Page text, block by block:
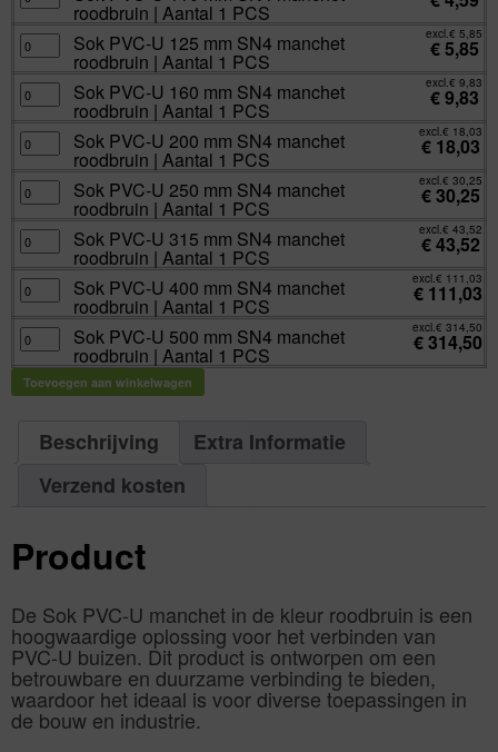
U
mm
SN4
manchet
|
Aantal
1
aantal
roodbruin | Aantal 1 PCS
Sok
PVC-
U
mm
SN4
manchet
|
Aantal
1
aantal
Sok PVC-U 125 mm SN4 manchet
roodbruin | Aantal 1 PCS
excl.€ 5,85
€5,85
Sok
PVC-
U
mm
SN4
manchet
|
Aantal
1
aantal
Sok PVC-U 160 mm SN4 manchet
roodbruin | Aantal 1 PCS
excl.€ 9,83
€9,83
Sok
PVC-
U
mm
SN4
manchet
|
Aantal
1
aantal
Sok PVC-U 200 mm SN4 manchet
roodbruin | Aantal 1 PCS
excl.€ 18,03
€ 18,03
Sok
PVC-
U
mm
SN4
manchet
|
Aantal
1
aantal
Sok PVC-U 250 mm SN4 manchet
roodbruin | Aantal 1 PCS
excl.€ 30,25
€30,25
Sok
PVC-
U
mm
SN4
manchet
|
Aantal
1
PCS
aantal
Sok PVC-U 315 mm SN4 manchet
roodbruin | Aantal 1 PCS
excl.€ 43,52
€43,52
Sok
PVC-
U
mm
SN4
manchet
roodbruin
Aantal
Sok PVC-U 400 mm SN4 manchet
roodbruin | Aantal 1 PCS
excl.€ 111,03
€ 111,03
Sok
PVC-
U
500
mm
SN4
Aantal
aantal
Sok PVC-U 500 mm SN4 manchet
roodbruin | Aantal 1 PCS
excl.€ 314,50
€314,50
Toevoegen aan winkelwagen
Beschrijving
Extra Informatie
Verzend kosten
Product
De Sok PVC-U manchet in de kleur roodbruin is een
hoogwaardige oplossing voor het verbinden van
PVC-U buizen. Dit product is ontworpen om een
betrouwbare en duurzame verbinding te bieden,
waardoor het ideaal is voor diverse toepassingen in
de bouw en industrie.